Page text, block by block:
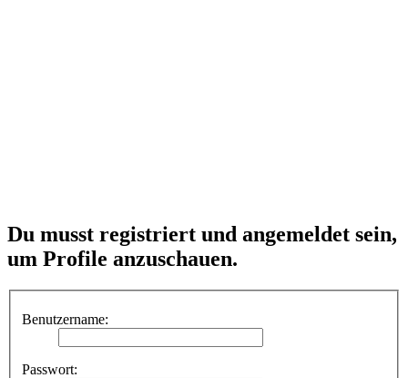
Du musst registriert und angemeldet sein,
um Profile anzuschauen.
Benutzername:
Passwort: